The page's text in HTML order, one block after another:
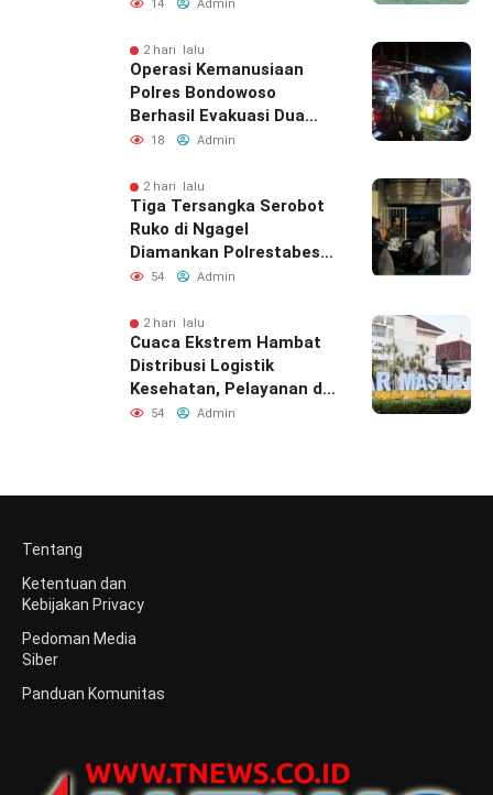
14 Admin
2 hari lalu
Operasi Kemanusiaan
Polres Bondowoso
Berhasil Evakuasi Dua
Jenazah di Gunung
18 Admin
2 hari lalu
Tiga Tersangka Serobot
Ruko di Ngagel
Diamankan Polrestabes
Surabaya
54 Admin
2 hari lalu
Cuaca Ekstrem Hambat
Distribusi Logistik
Kesehatan, Pelayanan di
Bawean Tetap
54 Admin
Tentang
Ketentuan dan
Kebijakan Privacy
Pedoman Media
Siber
Panduan Komunitas